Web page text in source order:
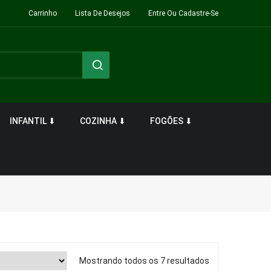
Carrinho Lista De Desejos Entre Ou Cadastre-Se
INFANTIL ⬇ COZINHA ⬇ FOGÕES ⬇
Mostrando todos os 7 resultados